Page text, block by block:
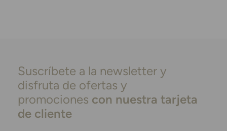
Suscríbete a la newsletter y
disfruta de ofertas y
promociones con nuestra tarjeta
de cliente